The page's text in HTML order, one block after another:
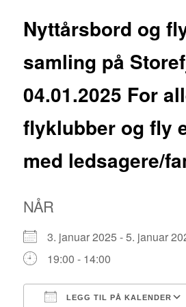
Nyttårsbord og
samling på
04.01.2025 For
flyklubber og fly
med ledsagere/
NÅR
3. januar 2025 - 5. januar
19:00 - 14:00
LEGG TIL PÅ KALENDER